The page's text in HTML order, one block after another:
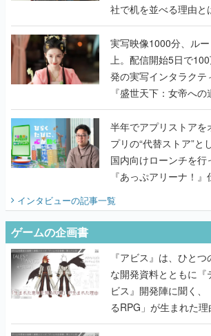
社で机を並べる理由と
『TATSUJIN
んだレジェンド2人に
実写映像1000分、ル
上。配信開始5日で
発の実写インタラクテ
『盛世天下：女帝へ
うこだわりをプロデュ
半年でアプリストアをオープ
プリの“代替ストア”と
国内向けローンチを行
『あっぷアリーナ！
インタビューの記事一覧
ゲームの企画書
『アビス』は、ひと
な開発資料とともに
ビス』開発陣に聞く
るRPG」が生まれた
書】